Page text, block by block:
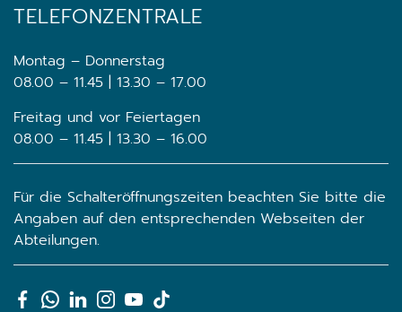
TELEFONZENTRALE
Montag – Donnerstag
08.00 – 11.45 | 13.30 – 17.00
Freitag und vor Feiertagen
08.00 – 11.45 | 13.30 – 16.00
Für die Schalteröffnungszeiten beachten Sie bitte die
Angaben auf den entsprechenden Webseiten der
Abteilungen.